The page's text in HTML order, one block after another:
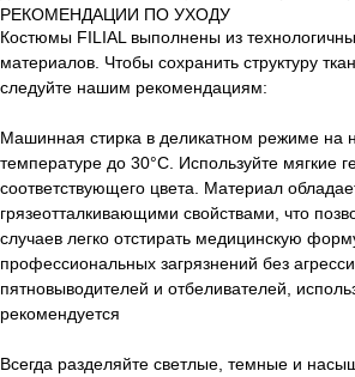
РЕКОМЕНДАЦИИ ПО УХОДУ
Костюмы FILIAL выполнены из
материалов. Чтобы сохранить структуру
следуйте нашим рекомендациям:
Машинная стирка в деликатном режиме на
температуре до 30°C. Используйте мягкие
соответствующего цвета. Материал
грязеотталкивающими свойствами, что
случаев легко отстирать медицинскую
профессиональных загрязнений без
пятновыводителей и отбеливателей,
рекомендуется
Всегда разделяйте светлые, темные и